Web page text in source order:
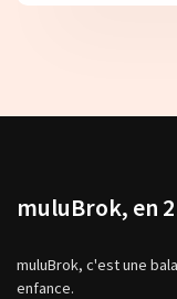
muluBrok, en
muluBrok, c'est une
enfance.